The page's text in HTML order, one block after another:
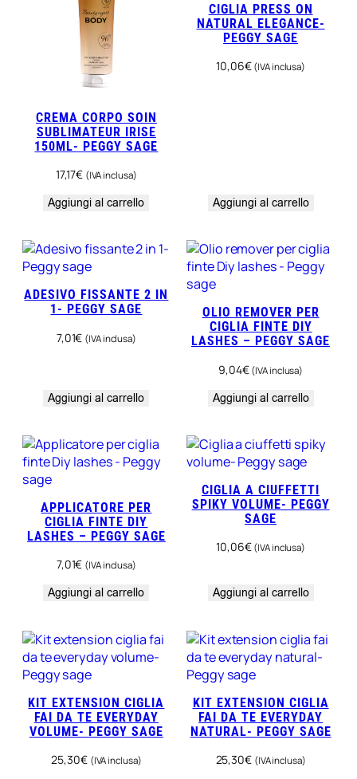
CREMA CORPO SOIN
SUBLIMATEUR IRISE
150ML- PEGGY SAGE
17,17€ (IVA inclusa)
Aggiungi al carrello
CIGLIA PRESS ON
NATURAL ELEGANCE-
PEGGY SAGE
10,06€ (IVA inclusa)
Aggiungi al carrello
ADESIVO FISSANTE 2 IN
1- PEGGY SAGE
7,01€ (IVA inclusa)
Aggiungi al carrello
OLIO REMOVER PER
CIGLIA FINTE DIY
LASHES – PEGGY SAGE
9,04€ (IVA inclusa)
Aggiungi al carrello
APPLICATORE PER
CIGLIA FINTE DIY
LASHES – PEGGY SAGE
7,01€ (IVA inclusa)
Aggiungi al carrello
CIGLIA A CIUFFETTI
SPIKY VOLUME- PEGGY
SAGE
10,06€ (IVA inclusa)
Aggiungi al carrello
KIT EXTENSION CIGLIA
FAI DA TE EVERYDAY
VOLUME- PEGGY SAGE
25,30€ (IVA inclusa)
KIT EXTENSION CIGLIA
FAI DA TE EVERYDAY
NATURAL- PEGGY SAGE
25,30€ (IVA inclusa)